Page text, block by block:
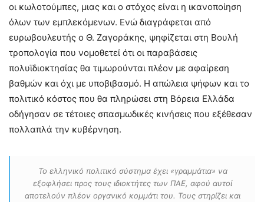
οι κωλοτούμπες, μιας και ο στόχος είναι η ικανοποίηση
όλων των εμπλεκόμενων. Ενώ διαγράφεται από
ευρωβουλευτής ο Θ. Ζαγοράκης, ψηφίζεται στη Βουλή
τροπολογία που νομοθετεί ότι οι παραβάσεις
πολυϊδιοκτησίας θα τιμωρούνται πλέον με αφαίρεση
βαθμών και όχι με υποβιβασμό. Η απώλεια ψήφων και το
πολιτικό κόστος που θα πληρώσει στη Βόρεια Ελλάδα
οδήγησαν σε τέτοιες σπασμωδικές κινήσεις που εξέθεσαν
πολλαπλά την κυβέρνηση.
Το ελληνικό πολιτικό σύστημα έχει «γραμμάτια» να
εξοφλήσει προς τους ιδιοκτήτες των ΠΑΕ, αφού αυτοί
αποτελούν πλέον οργανικό κομμάτι του. Τους στηρίζει και